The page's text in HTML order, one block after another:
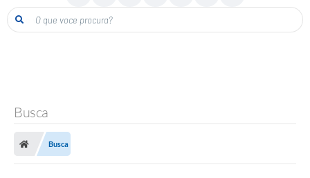
O que voce procura?
Busca
Busca